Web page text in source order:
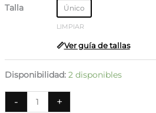
Talla Único
LIMPIAR
Ver guía de tallas
Disponibilidad: 2 disponibles
-
Bombachas
colaless
+